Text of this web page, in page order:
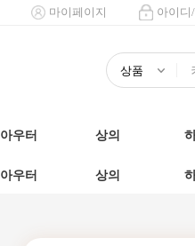
마이페이지 아이디
아우터 상의
아우터 상의